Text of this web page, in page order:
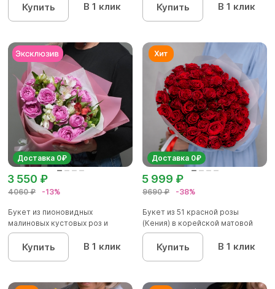
Купить В 1 клик Купить В 1 клик
Доставка 0₽
4060 ₽ -13%
3 550 ₽
Букет из пионовидных
малиновых кустовых роз и
альстроме...
Купить В 1 клик
Доставка 0₽
9690 ₽ -38%
5 999 ₽
Букет из 51 красной розы
(Кения) в корейской матовой
уп...
Купить В 1 клик